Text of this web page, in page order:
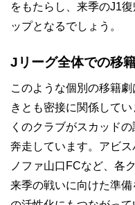
をもたらし、来季のJ1
ップとなるでしょう。
Jリーグ全体での移
このような個別の移籍
きとも密接に関係して
くのクラブがスカッド
奔走しています。アビ
ノファ山口FCなど、各
来季の戦いに向けた準